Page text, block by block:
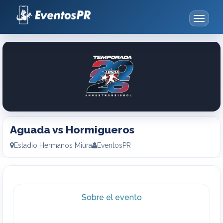
vs
Hormigueros
Toggle
Aguada vs Hormigueros
Estadio Hermanos Miura EventosPR
Sobre el evento